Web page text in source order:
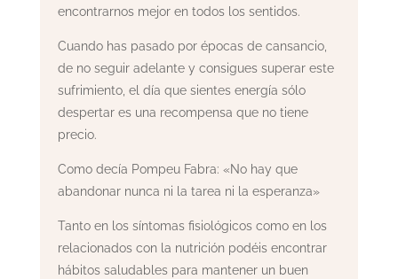
encontrarnos mejor en todos los sentidos.
Cuando has pasado por épocas de cansancio,
de no seguir adelante y consigues superar este
sufrimiento, el día que sientes energía sólo
despertar es una recompensa que no tiene
precio.
Como decía Pompeu Fabra: «No hay que
abandonar nunca ni la tarea ni la esperanza»
Tanto en los síntomas fisiológicos como en los
relacionados con la nutrición podéis encontrar
hábitos saludables para mantener un buen